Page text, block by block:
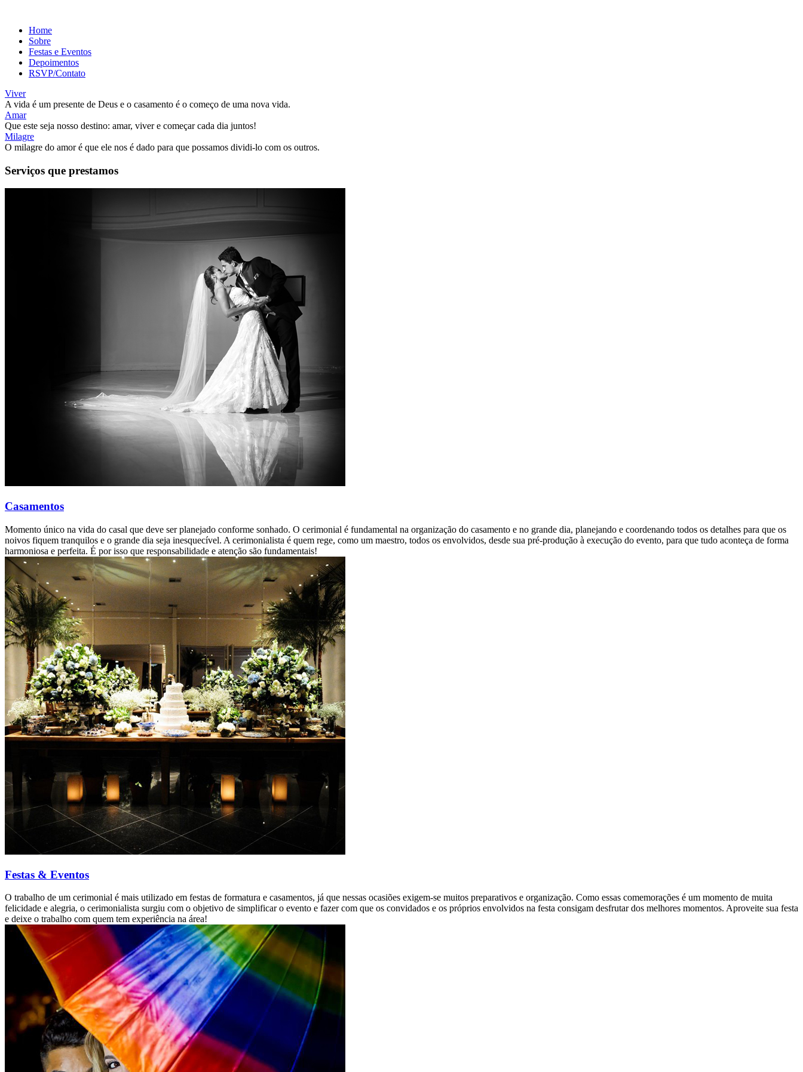
Home
Sobre
Festas e Eventos
Depoimentos
RSVP/Contato
Viver
A vida é um presente de Deus e o casamento é o começo de uma nova vida.
Amar
Que este seja nosso destino: amar, viver e começar cada dia juntos!
Milagre
O milagre do amor é que ele nos é dado para que possamos dividi-lo com os outros.
Serviços que prestamos
Casamentos
Momento único na vida do casal que deve ser planejado conforme sonhado. O cerimonial é fundamental na organização do casamento e no grande dia, planejando e coordenando todos os detalhes para que os
noivos fiquem tranquilos e o grande dia seja inesquecível. A cerimonialista é quem rege, como um maestro, todos os envolvidos, desde sua pré-produção à execução do evento, para que tudo aconteça de forma
harmoniosa e perfeita. É por isso que responsabilidade e atenção são fundamentais!
Festas & Eventos
O trabalho de um cerimonial é mais utilizado em festas de formatura e casamentos, já que nessas ocasiões exigem-se muitos preparativos e organização. Como essas comemorações é um momento de muita
felicidade e alegria, o cerimonialista surgiu com o objetivo de simplificar o evento e fazer com que os convidados e os próprios envolvidos na festa consigam desfrutar dos melhores momentos. Aproveite sua festa
e deixe o trabalho com quem tem experiência na área!